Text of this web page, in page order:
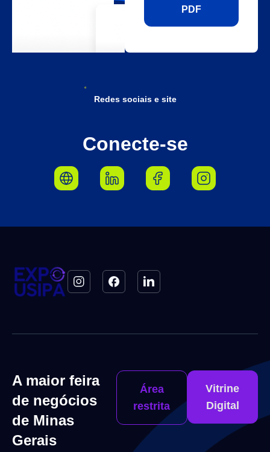
PDF
Redes sociais e site
Conecte-se
A maior feira
de negócios
de Minas
Gerais
Área
restrita
Vitrine
Digital